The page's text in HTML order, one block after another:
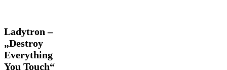
Ladytron
„Destroy
Everything
You
Ladytron –
„Destroy
Everything
You Touch“